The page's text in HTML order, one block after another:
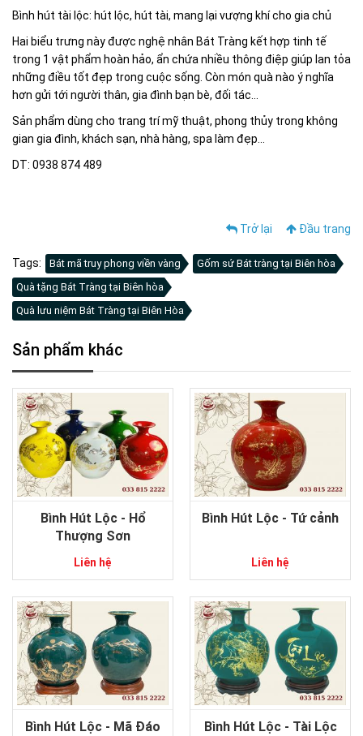
Bình hút tài lộc: hút lộc, hút tài, mang lại vượng khí cho gia chủ
Hai biểu trưng này được nghệ nhân Bát Tràng kết hợp tinh tế
trong 1 vật phẩm hoàn hảo, ẩn chứa nhiều thông điệp giúp lan tỏa
những điều tốt đẹp trong cuộc sống. Còn món quà nào ý nghĩa
hơn gửi tới người thân, gia đình bạn bè, đối tác...
Sản phẩm dùng cho trang trí mỹ thuật, phong thủy trong không
gian gia đình, khách sạn, nhà hàng, spa làm đẹp...
DT: 0938 874 489
Trở lại Đầu trang
Tags: Bát mã truy phong viền vàng
Gốm sứ Bát tràng tại Biên hòa
Quà tặng Bát Tràng tại Biên hòa
Quà lưu niệm Bát Tràng tại Biên Hòa
Sản phẩm khác
Bình Hút Lộc - Hổ
Thượng Sơn
Liên hệ
Bình Hút Lộc - Tứ cảnh
Liên hệ
Bình Hút Lộc - Mã Đáo
Bình Hút Lộc - Tài Lộc